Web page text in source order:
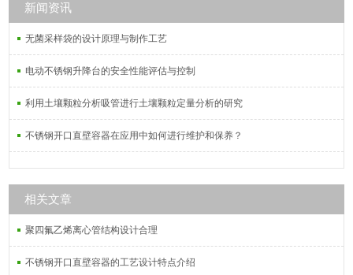
级无尘环境使用。
新闻资讯
无菌采样袋的设计原理与制作工艺
电动不锈钢升降台的安全性能评估与控制
利用土壤颗粒分析吸管进行土壤颗粒定量分析的研究
不锈钢开口直壁容器在应用中如何进行维护和保养？
相关文章
聚四氟乙烯离心管结构设计合理
不锈钢开口直壁容器的工艺设计特点介绍